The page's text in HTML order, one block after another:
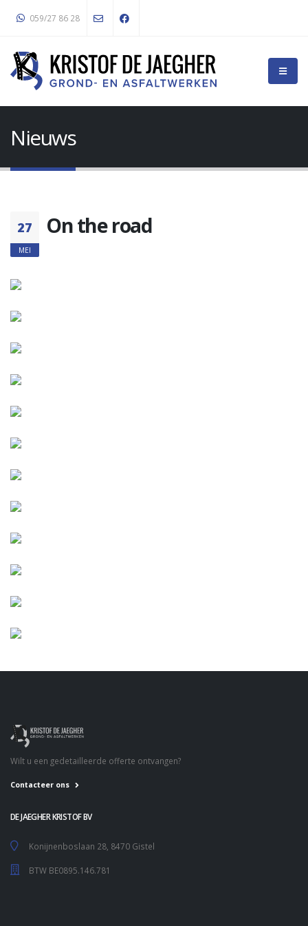
059/27 86 28
Nieuws
27
MEI
On the road
Wilt u een gedetailleerde offerte ontvangen?
Contacteer ons
DE JAEGHER KRISTOF BV
Konijnenboslaan 28, 8470 Gistel
BTW BE0895.146.781